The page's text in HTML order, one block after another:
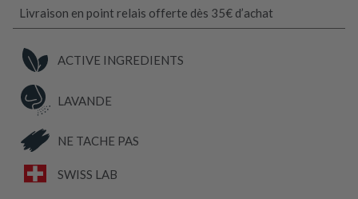
Répulsif
Cheveux
Livraison en point relais offerte dès 35€ d’achat
ACTIVE INGREDIENTS
LAVANDE
NE TACHE PAS
SWISS LAB